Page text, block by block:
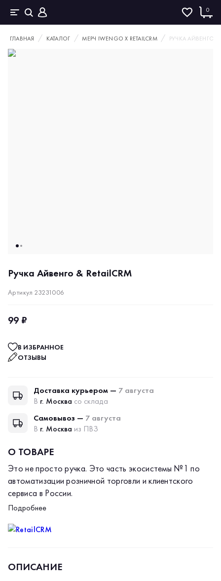
0
ГЛАВНАЯ КАТАЛОГ МЕРЧ IWENGO Х RETAILCRM РУЧКА АЙВЕНГО &
Ручка Айвенго & RetailCRM
Артикул 23231006
99 ₽
В ИЗБРАННОЕ
ОТЗЫВЫ
Доставка курьером — 7 августа
В г. Москва со склада
Самовывоз — 7 августа
В г. Москва из ПВЗ
О ТОВАРЕ
Это не просто ручка. Это часть экосистемы №1 по
автоматизации розничной торговли и клиентского
сервиса в России.
RetailCRMуже помогает тысячам предпринимателей
А теперь эта система стала… тактильной. Мы создали
Узнаваемый логотип RetailCRM — знак того, что вы
Подробнее
ОПИСАНИЕ